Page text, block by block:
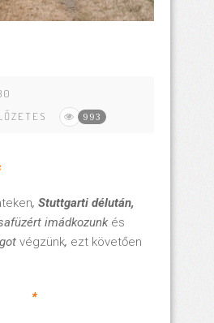
993
, Stuttgarti délután,
imádkozunk és
végzünk, ezt követően
*